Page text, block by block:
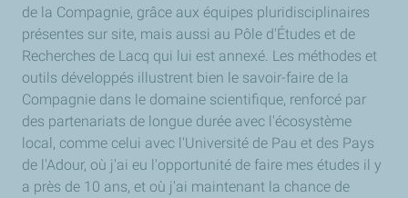
de la Compagnie, grâce aux équipes pluridisciplinaires
présentes sur site, mais aussi au Pôle d'Études et de
Recherches de Lacq qui lui est annexé. Les méthodes et
outils développés illustrent bien le savoir-faire de la
Compagnie dans le domaine scientifique, renforcé par
des partenariats de longue durée avec l'écosystème
local, comme celui avec l'Université de Pau et des Pays
de l'Adour, où j'ai eu l'opportunité de faire mes études il y
a près de 10 ans, et où j'ai maintenant la chance de